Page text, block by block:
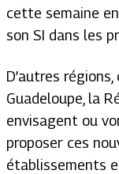
cette semaine
son SI dans les
D’autres
Guadeloupe, la
envisagent ou
proposer ces
établissements